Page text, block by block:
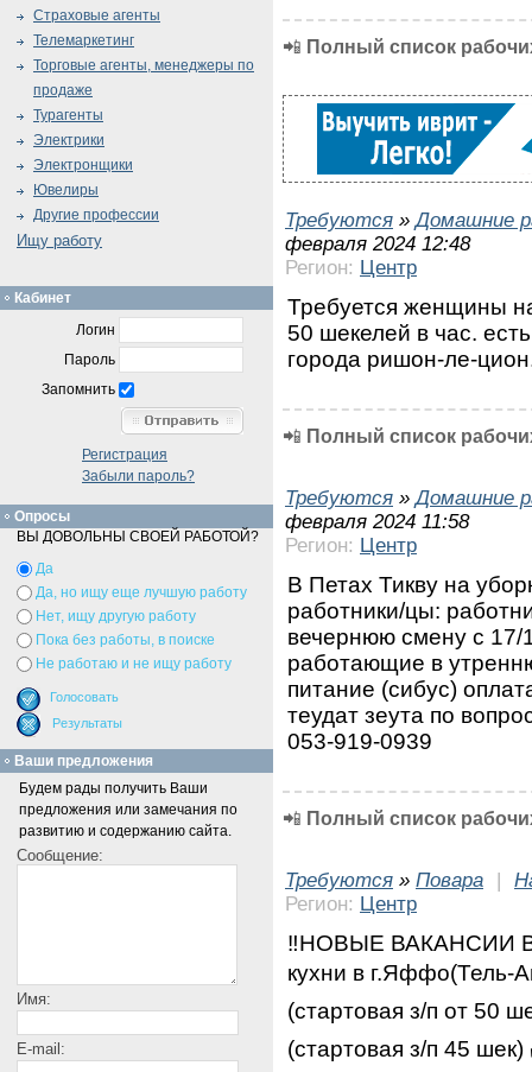
📲 Полный список
Требуются »Домашние
февраля 2024 12:48
Регион: Центр
Требуется женщины
50 шекелей в час.
города ришон-ле-
📲 Полный список
Требуются »Домашние
февраля 2024 11:58
Регион: Центр
В Петах Тикву на
работники/цы:
вечернюю смену с 17/
работающие в
питание (сибус)
теудат зеута по
053-919-0939
📲 Полный список
Требуются » Повара |
Регион: Центр
‼️НОВЫЕ ВАКАНСИИ В
кухни в
(стартовая з/п от 50
(стартовая з/п 45
Страховые агенты
Телемаркетинг
Торговые агенты, менеджеры по
продаже
Турагенты
Электрики
Электронщики
Ювелиры
Другие профессии
Ищу работу
Кабинет
Логин
Пароль
Запомнить
Регистрация
Забыли пароль?
Опросы
ВЫ ДОВОЛЬНЫ СВОЕЙ РАБОТОЙ?
Да
Да, но ищу еще лучшую работу
Нет, ищу другую работу
Пока без работы, в поиске
Не работаю и не ищу работу
Ваши предложения
Будем рады получить Ваши
предложения или замечания по
развитию и содержанию сайта.
Сообщение:
Имя:
E-mail: